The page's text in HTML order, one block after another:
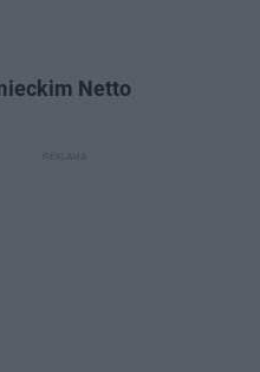
Netto